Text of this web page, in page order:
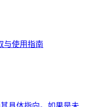
与使用指南